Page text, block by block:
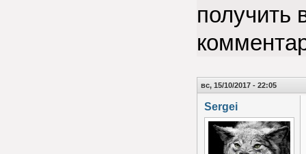
получить
вс, 15/10/2017 - 22:05
Sergei